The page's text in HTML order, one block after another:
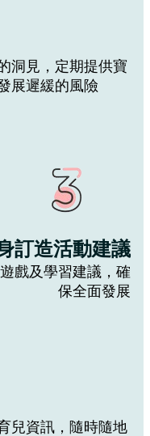
洞見，定期提供寶
展遲緩的風險
訂造活動建議
戲及學習建議，確
保全面發展
兒資訊，隨時隨地